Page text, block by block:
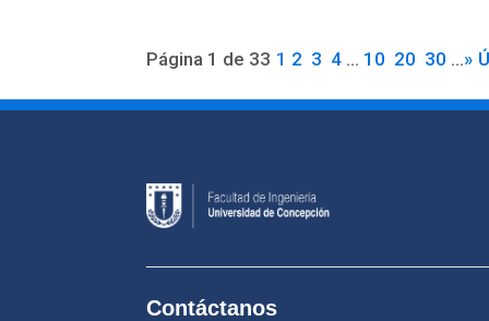
Página 1 de 33 1 2 3 4 ... 10 20 30 ...»
Contáctanos